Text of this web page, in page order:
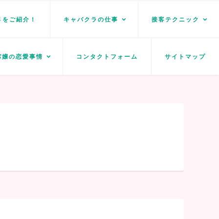
ご紹介！ キャバクラの仕事 接客テクニック
嬢の恋愛事情 コンタクトフォーム サイトマップ